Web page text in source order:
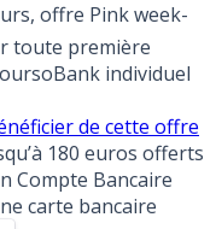
offre Pink week-
toute première
individuel
de cette offre
180 euros offerts
Compte Bancaire
carte bancaire